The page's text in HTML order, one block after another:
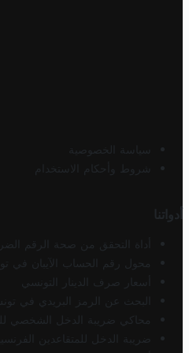
سياسة الخصوصية
شروط وأحكام الاستخدام
أدواتنا
أداة التحقق من صحة الرقم
محول رقم الحساب الآيبان في
أسعار صرف الدينار التونسي
البحث عن الرمز البريدي في
محاكي ضريبة الدخل الشخصي
ضريبة الدخل للمتقاعدين